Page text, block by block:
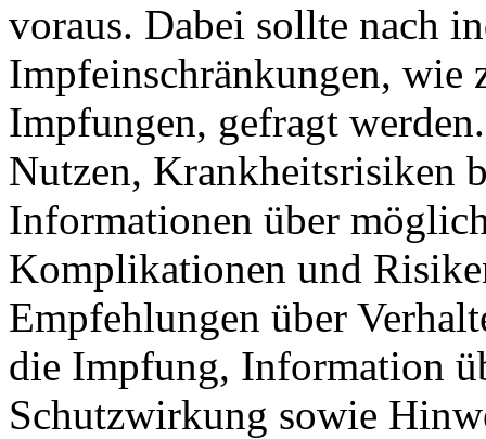
voraus. Dabei sollte nach
Impfeinschränkungen, wie
Impfungen, gefragt
Nutzen, Krankheitsrisiken
Informationen über
Komplikationen und
Empfehlungen über
die Impfung, Information
Schutzwirkung sowie